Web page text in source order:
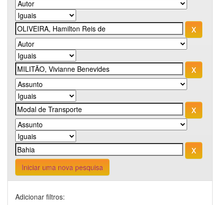
Iniciar uma nova pesquisa
Adicionar filtros: